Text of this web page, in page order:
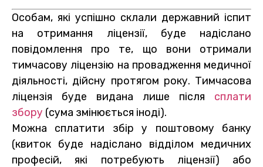
Особам, які успішно склали державний іспит
на отримання ліцензії, буде надіслано
повідомлення про те, що вони отримали
тимчасову ліцензію на провадження медичної
діяльності, дійсну протягом року. Тимчасова
ліцензія буде видана лише після сплати
збору (сума змінюється іноді).
Можна сплатити збір у поштовому банку
(квиток буде надіслано відділом медичних
професій, які потребують ліцензії) або